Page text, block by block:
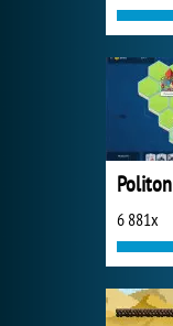
Politon
6 881x